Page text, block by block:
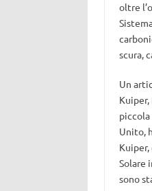
oltre
scura,
Un
Unito,
Solare
sono